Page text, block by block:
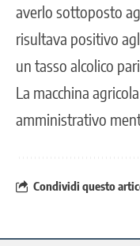
averlo sottoposto
risultava positivo
un tasso alcolico pari
La macchina
amministrativo
Condividi questo